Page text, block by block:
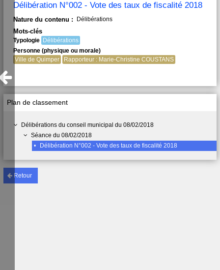
Retour
Plan de classement
Délibérations du conseil municipal du 08/02/2018
Séance du 08/02/2018
•
Délibération N°002 - Vote des taux de fiscalité 2018
Délibération N°002 - Vote des taux de fiscalité 2018
Nature du contenu : Délibérations
Mots-clés
Typologie Délibérations
Personne (physique ou morale)
Ville de Quimper
Rapporteur : Marie-Christine COUSTANS